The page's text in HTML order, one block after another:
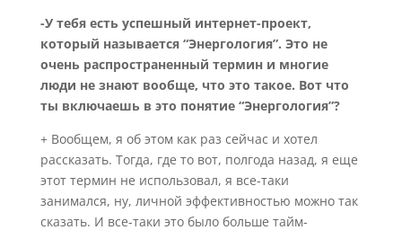
-У тебя есть успешный интернет-проект,
который называется “Энергология”. Это не
очень распространенный термин и многие
люди не знают вообще, что это такое. Вот что
ты включаешь в это понятие “Энергология”?
+ Вообщем, я об этом как раз сейчас и хотел
рассказать. Тогда, где то вот, полгода назад, я еще
этот термин не использовал, я все-таки
занимался, ну, личной эффективностью можно так
сказать. И все-таки это было больше тайм-